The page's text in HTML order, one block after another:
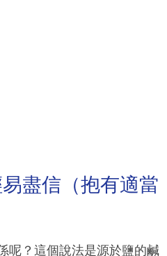
盡信（抱有適當
呢？這個說法是源於鹽的鹹